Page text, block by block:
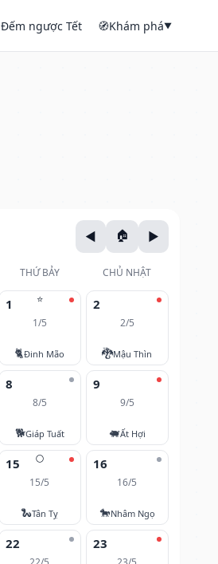
Đếm ngược Tết 🧭Khám phá▼
THỨ BẢY CHỦ NHẬT
⭐
1
1/5
🐈Đinh Mão
2
2/5
🐉Mậu Thìn
8
8/5
🐕Giáp Tuất
9
9/5
🐖Ất Hợi
🌕
15
15/5
🐍Tân Tỵ
16
16/5
🐎Nhâm Ngọ
22 23